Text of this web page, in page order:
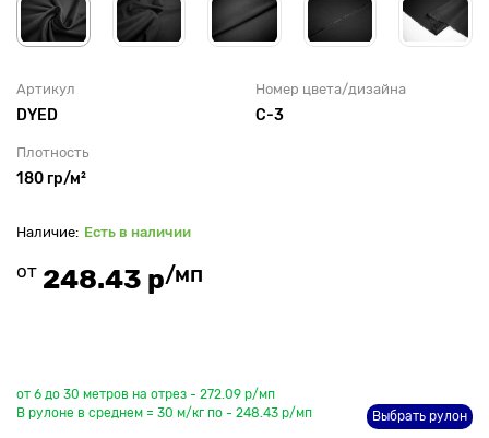
Артикул
DYED
Номер цвета/дизайна
С-3
Плотность
180 гр/м²
Есть в наличии
от 248.43 р/мп
от 6 до 30 метров на отрез - 272.09 р/мп
В рулоне в среднем = 30 м/кг по - 248.43 р/мп
Выбрать рулон